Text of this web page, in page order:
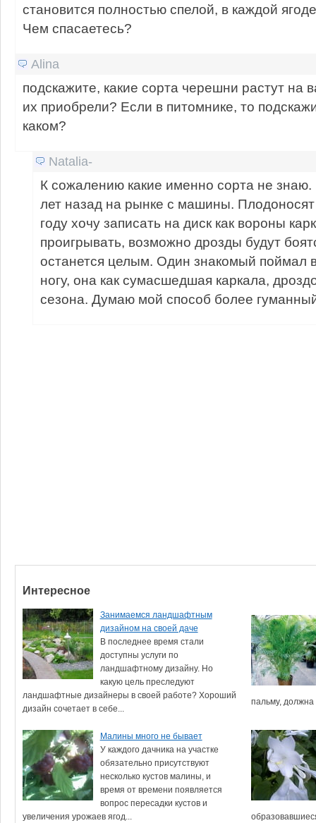
становится полностью спелой, в каждой
Чем спасаетесь?
Alina
подскажите, какие сорта черешни растут на
их приобрели? Если в питомнике, то
каком?
Natalia-
К сожалению какие именно сорта не
лет назад на рынке с машины.
году хочу записать на диск как вороны
проигрывать, возможно дрозды будут
останется целым. Один знакомый поймал
ногу, она как сумасшедшая каркала,
сезона. Думаю мой способ более
Интересное
Занимаемся ландшафтным
дизайном на своей даче
В последнее время стали
доступны услуги по
ландшафтному дизайну. Но
какую цель преследуют
ландшафтные дизайнеры в своей работе? Хороший
дизайн сочетает в себе...
пальму,
Малины много не бывает
У каждого дачника на участке
обязательно присутствуют
несколько кустов малины, и
время от времени появляется
вопрос пересадки кустов и
увеличения урожаев ягод...